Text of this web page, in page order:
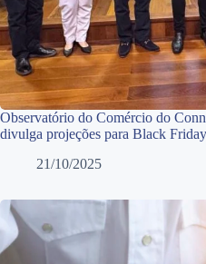
Observatório do Comércio do
divulga projeções para Black
21/10/2025